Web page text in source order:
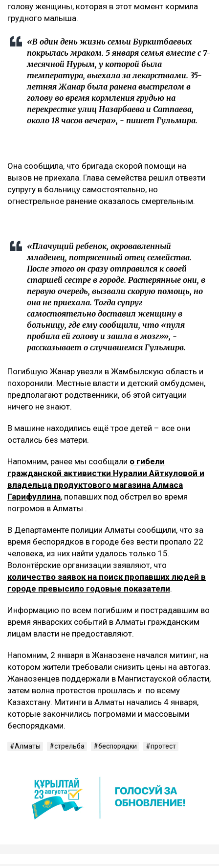
голову женщины, которая в этот момент кормила
грудного малыша.
«В один день жизнь семьи Буркитбаевых
покрылась мраком. 5 января семья вместе с 7-
месячной Нурым, у которой была
температура, выехала за лекарствами. 35-
летняя Жанар была ранена выстрелом в
голову во время кормления грудью на
перекрестке улиц Назарбаева и Сатпаева,
около 18 часов вечера», - пишет Гульмира.
Она сообщила, что бригада скорой помощи на
вызов не приехала. Глава семейства решил отвезти
супругу в больницу самостоятельно, но
огнестрельное ранение оказалось смертельным.
«Плачущий ребенок, окровавленный
младенец, потрясенный отец семейства.
После этого он сразу отправился к своей
старшей сестре в городе. Растерянные они, в
первую очередь, вызвали скорую помощь, но
она не приехала. Тогда супруг
самостоятельно доставил женщину в
больницу, где ему сообщили, что «пуля
пробила ей голову и зашла в мозг»», -
рассказывает о случившемся Гульмирв.
Погибшую Жанар увезли в Жамбылскую область и
похоронили. Местные власти и детский омбудсмен,
предполагают родственники, об этой ситуации
ничего не знают.
В машине находились ещё трое детей – все они
остались без матери.
Напомним, ранее мы сообщали о гибели
гражданской активистки Нуралии Айткуловой и
владельца продуктового магазина Алмаса
Гарифуллина, попавших под обстрел во время
погромов в Алматы .
В Департаменте полиции Алматы сообщили, что за
время беспорядков в городе без вести пропало 22
человека, из них найти удалось только 15.
Волонтёрские организации заявляют, что
количество заявок на поиск пропавших людей в
городе превысило годовые показатели.
Информацию по всем погибшим и пострадавшим во
время январских событий в Алматы гражданским
лицам власти не предоставляют.
Напомним, 2 января в Жанаозене начался митинг, на
котором жители требовали снизить цены на автогаз.
Жанаозенцев поддержали в Мангистауской области,
затем волна протестов прошлась и по всему
Казахстану. Митинги в Алматы начались 4 января,
которые закончились погромами и массовыми
беспорядками.
Алматы стрельба беспорядки протест